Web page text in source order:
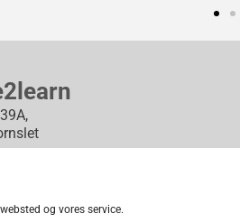
og vores service.